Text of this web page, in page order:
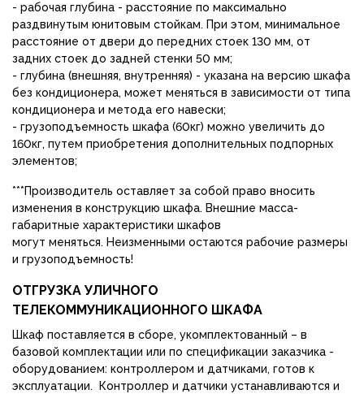
- рабочая глубина - расстояние по максимально
раздвинутым юнитовым стойкам. При этом, минимальное
расстояние от двери до передних стоек 130 мм, от
задних стоек до задней стенки 50 мм;
- глубина (внешняя, внутренняя) - указана на версию шкафа
без кондиционера, может меняться в зависимости от типа
кондиционера и метода его навески;
- грузоподъемность шкафа (60кг) можно увеличить до
160кг, путем приобретения дополнительных подпорных
элементов;
***Производитель оставляет за собой право вносить
изменения в конструкцию шкафа. Внешние масса-
габаритные характеристики шкафов
могут меняться. Неизменными остаются рабочие размеры
и грузоподъемность!
ОТГРУЗКА УЛИЧНОГО
ТЕЛЕКОММУНИКАЦИОННОГО ШКАФА
Шкаф поставляется в сборе, укомплектованный – в
базовой комплектации или по спецификации заказчика -
оборудованием: контроллером и датчиками, готов к
эксплуатации. Контроллер и датчики устанавливаются и